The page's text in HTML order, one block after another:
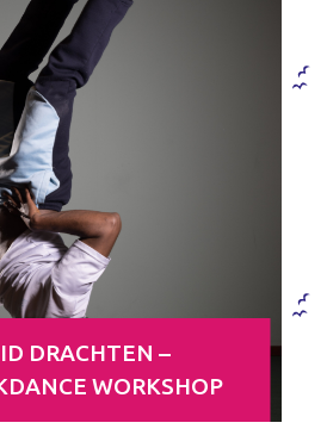
DRACHTEN –
WORKSHOP